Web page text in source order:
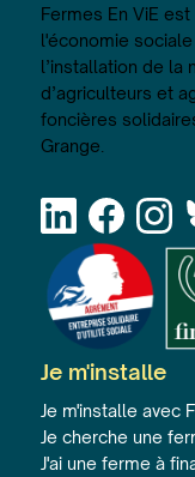
Fermes En ViE
l'économie
l’installation de la
d’agriculteurs et
foncières
Grange.
Je m'installe
Je m'installe avec
Je cherche une
J'ai une ferme à